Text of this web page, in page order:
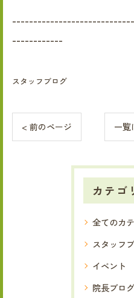
------------
スタッフブログ
< 前のページ 一覧
カテゴ
全てのカ
スタッフ
イベント
院長ブログ